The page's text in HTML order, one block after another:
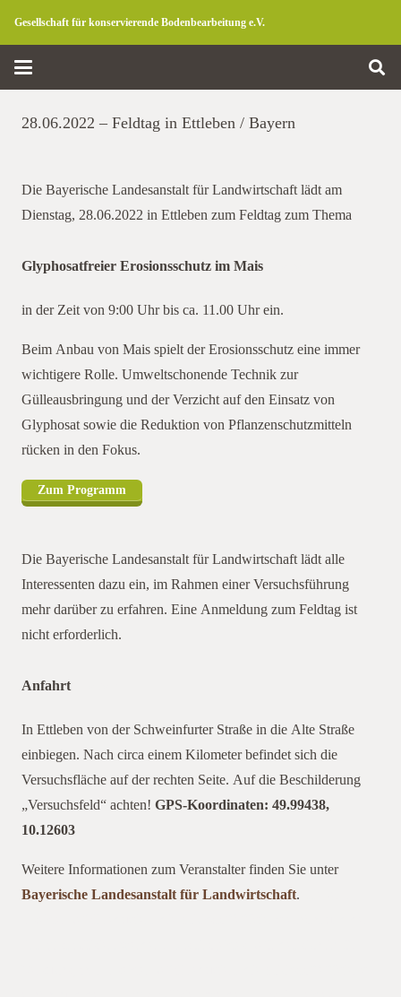
Gesellschaft für konservierende Bodenbearbeitung e.V.
28.06.2022 – Feldtag in Ettleben / Bayern
Die Bayerische Landesanstalt für Landwirtschaft lädt am
Dienstag, 28.06.2022 in Ettleben zum Feldtag zum Thema
Glyphosatfreier Erosionsschutz im Mais
in der Zeit von 9:00 Uhr bis ca. 11.00 Uhr ein.
Beim Anbau von Mais spielt der Erosionsschutz eine immer
wichtigere Rolle. Umweltschonende Technik zur
Gülleausbringung und der Verzicht auf den Einsatz von
Glyphosat sowie die Reduktion von Pflanzenschutzmitteln
rücken in den Fokus.
Zum Programm
Die Bayerische Landesanstalt für Landwirtschaft lädt alle
Interessenten dazu ein, im Rahmen einer Versuchsführung
mehr darüber zu erfahren. Eine Anmeldung zum Feldtag ist
nicht erforderlich.
Anfahrtettleben
In Ettleben von der Schweinfurter Straße in die Alte Straße
einbiegen. Nach circa einem Kilometer befindet sich die
Versuchsfläche auf der rechten Seite. Auf die Beschilderung
„Versuchsfeld“ achten! GPS-Koordinaten: 49.99438,
10.12603
Weitere Informationen zum Veranstalter finden Sie unter
Bayerische Landesanstalt für Landwirtschaft.